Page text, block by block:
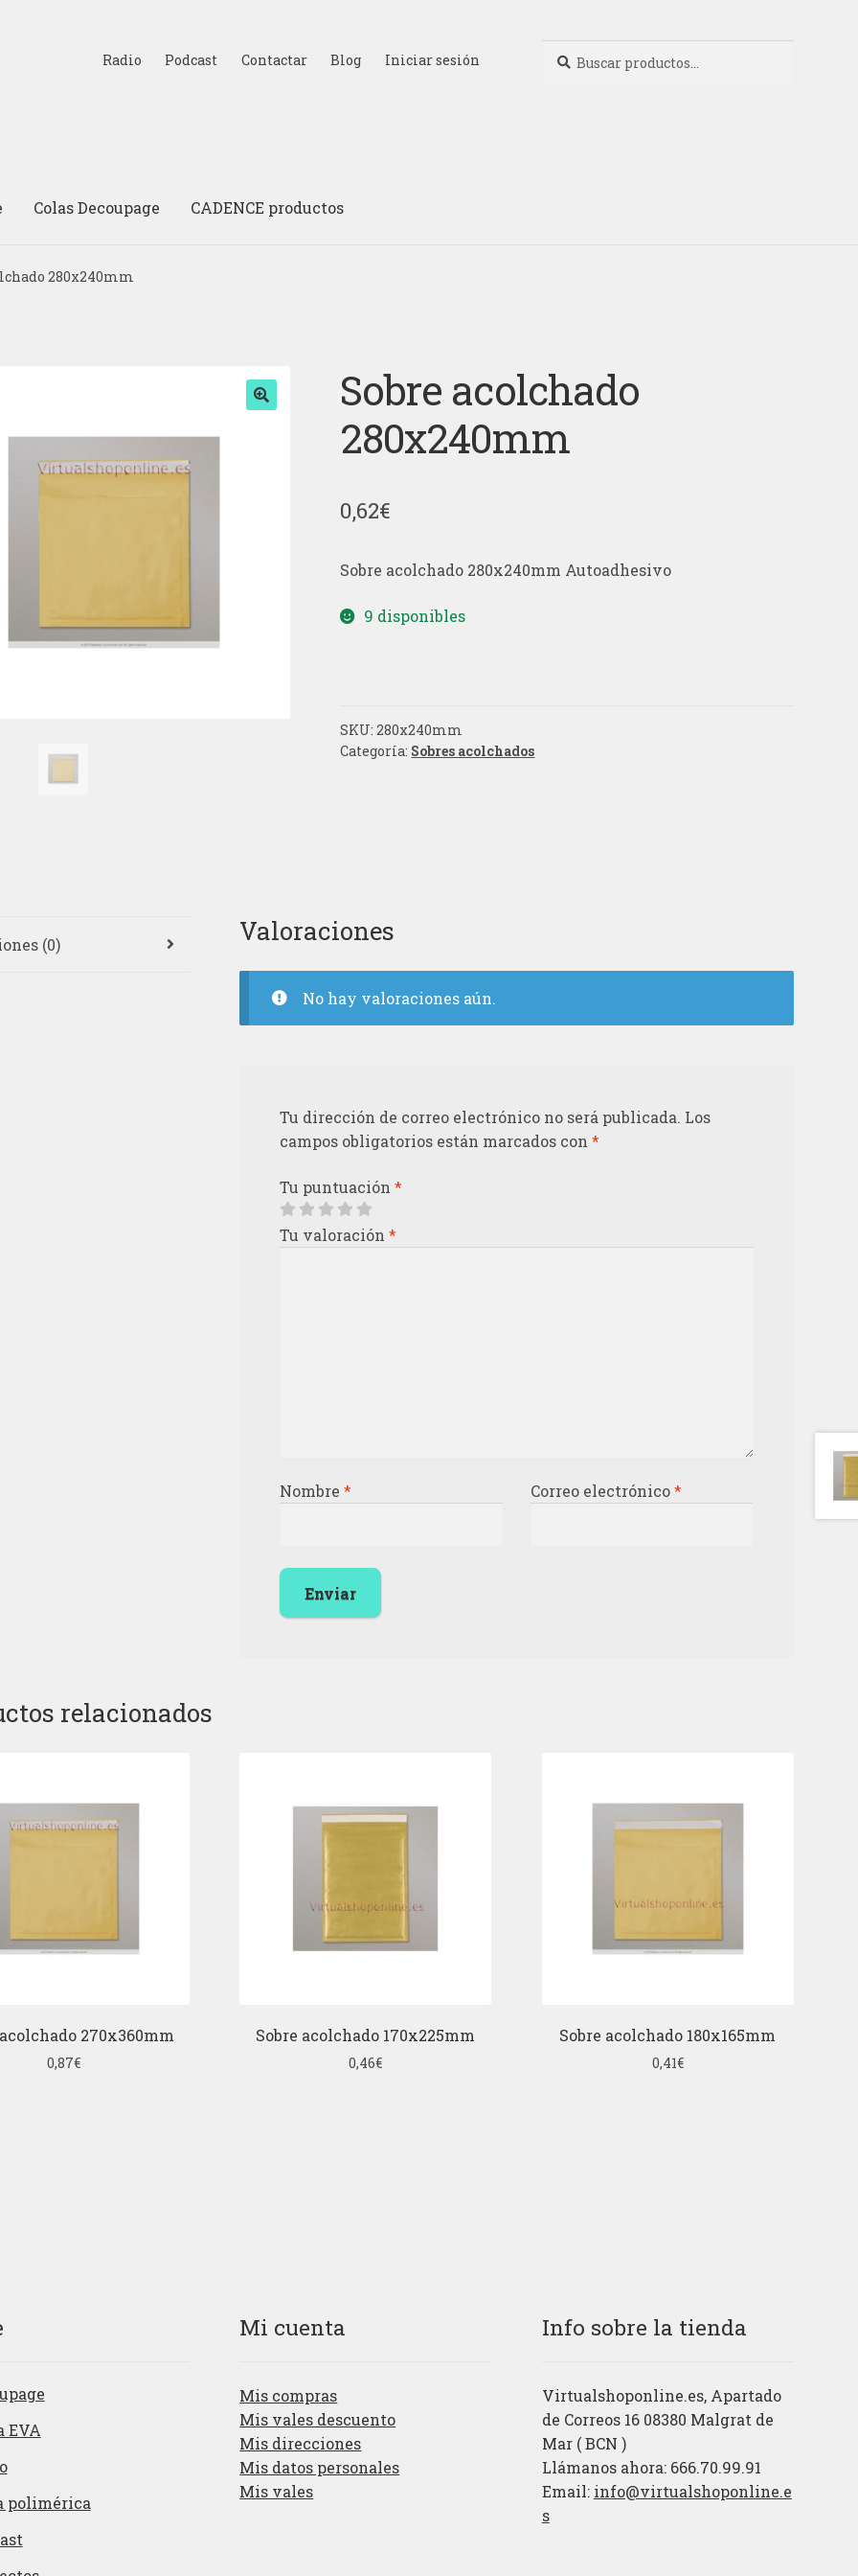
Radio Podcast Contactar Blog Iniciar sesión
por:
Colas Decoupage CADENCE productos
280x240mm
Sobre acolchado
280x240mm
0,62€
Sobre acolchado 280x240mm Autoadhesivo
9 disponibles
SKU:280x240mm
Categoría: Sobres acolchados
(0) Valoraciones
No hay valoraciones aún.
Tu dirección de correo electrónico no será publicada. Los
campos obligatorios están marcados con*
Tu puntuación*
Tu valoración*
Nombre* Correo electrónico*
relacionados
270x360mm
0,87€
Sobre acolchado 170x225mm
0,46€
Sobre acolchado 180x165mm
0,41€
EVA
polimérica
Mi cuenta
Mis compras
Mis vales descuento
Mis direcciones
Mis datos personales
Mis vales
Info sobre la tienda
Virtualshoponline.es, Apartado
de Correos 16 08380 Malgrat de
Mar ( BCN )
Llámanos ahora: 666.70.99.91
Email: info@virtualshoponline.e
s